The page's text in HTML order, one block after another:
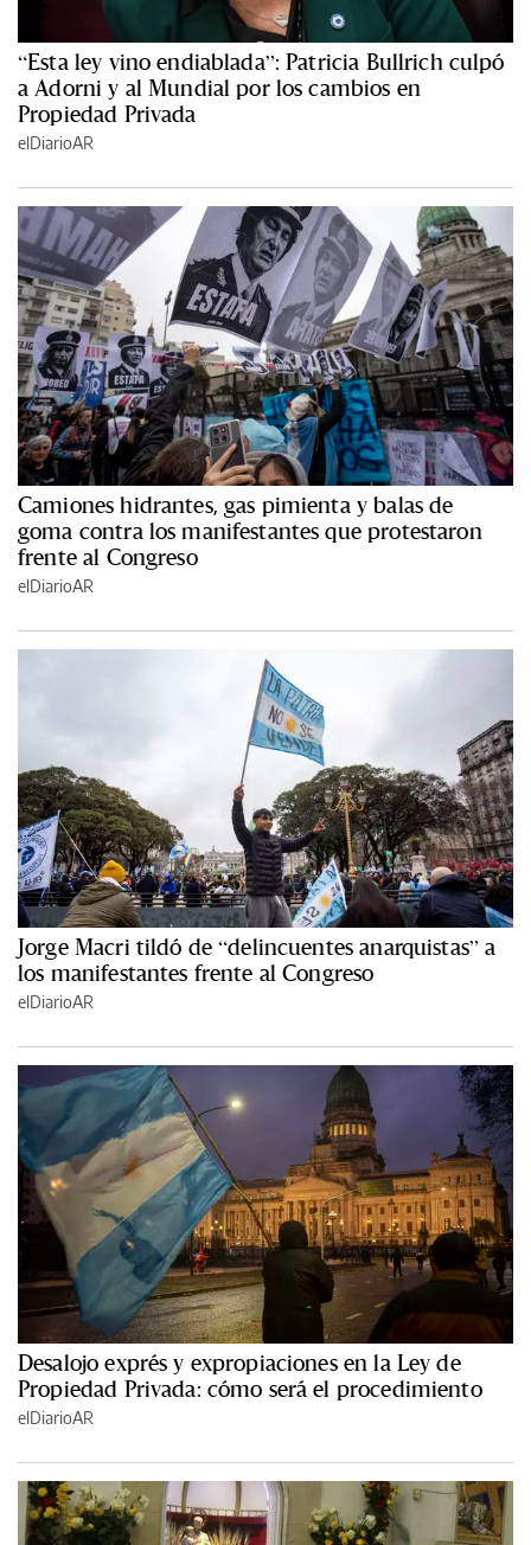
“Esta ley vino endiablada”: Patricia Bullrich culpó
a Adorni y al Mundial por los cambios en
Propiedad Privada
elDiarioAR
Camiones hidrantes, gas pimienta y balas de
goma contra los manifestantes que protestaron
frente al Congreso
elDiarioAR
Jorge Macri tildó de “delincuentes anarquistas” a
los manifestantes frente al Congreso
elDiarioAR
Desalojo exprés y expropiaciones en la Ley de
Propiedad Privada: cómo será el procedimiento
elDiarioAR